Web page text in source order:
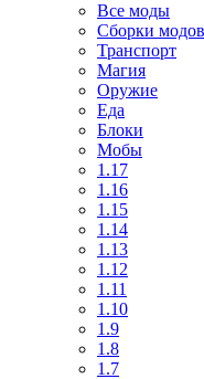
Все моды
Сборки модов
Транспорт
Магия
Оружие
Еда
Блоки
Мобы
1.17
1.16
1.15
1.14
1.13
1.12
1.11
1.10
1.9
1.8
1.7